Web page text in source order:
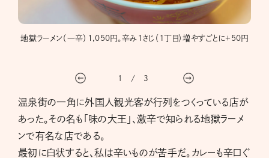
地獄ラーメン（一辛）1,050円。辛み１さじ（１丁目）増やすごとに＋50円
1 / 3
温泉街の一角に外国人観光客が行列をつくっている店が
あった。その名も「味の大王」、激辛で知られる地獄ラーメ
ンで有名な店である。
最初に白状すると、私は辛いものが苦手だ。カレーも辛口ぐ